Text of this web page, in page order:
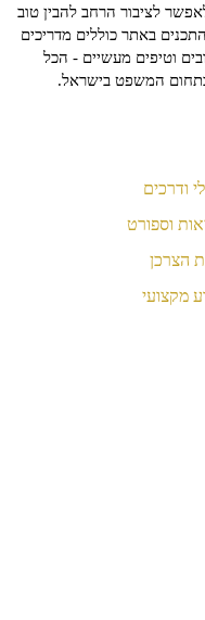
לציבור הרחב להבין טוב
באתר כוללים מדריכים
וטיפים מעשיים - הכל
בתחום המשפט בישראל.
ודרכים
וספורט
הצרכן
מקצועי